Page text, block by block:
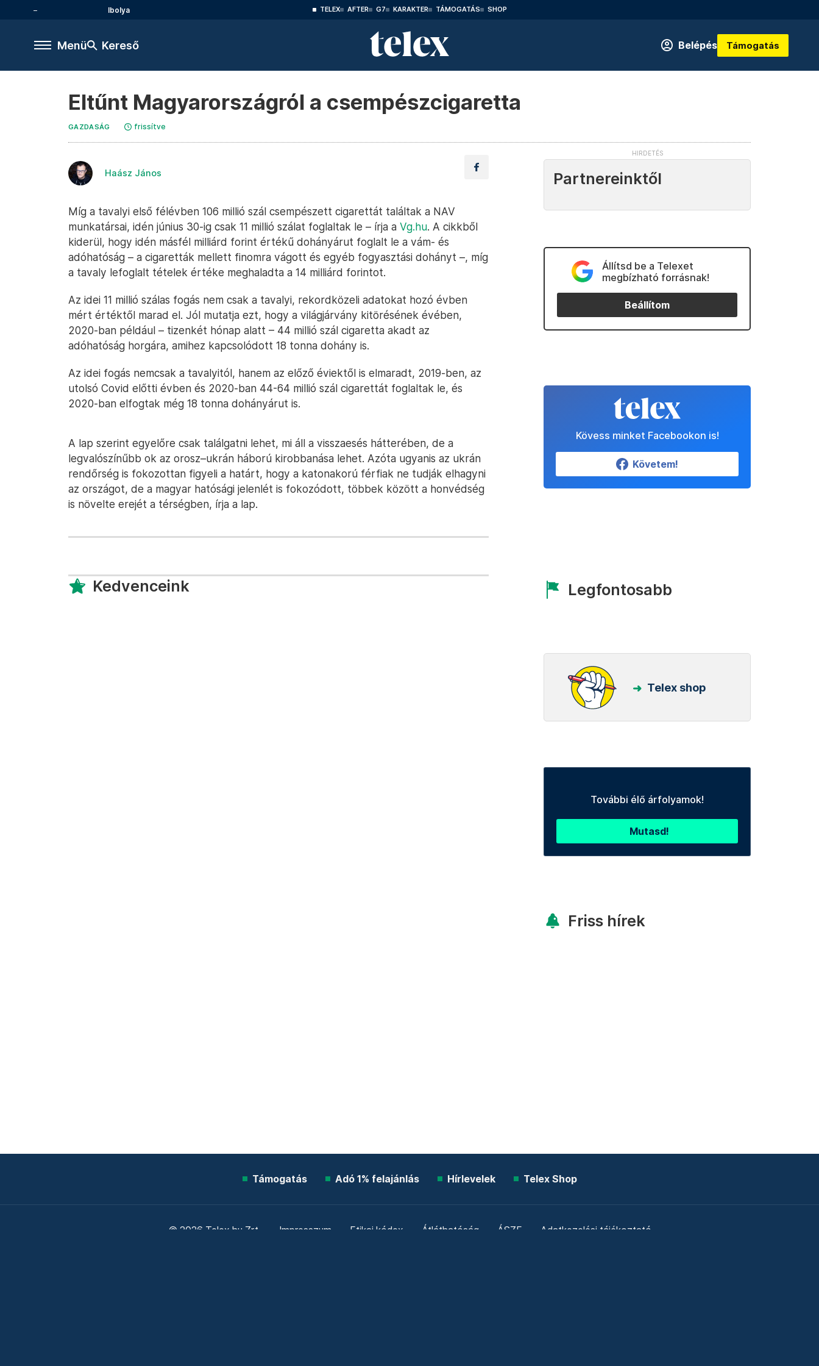
Ibolya TELEX AFTER G7 KARAKTER TÁMOGATÁS SHOP
Menü Kereső Belépés Támogatás
Eltűnt Magyarországról a csempészcigaretta
GAZDASÁG frissítve
Haász János
Míg a tavalyi első félévben 106 millió szál csempészett cigarettát találtak a NAV
munkatársai, idén június 30-ig csak 11 millió szálat foglaltak le – írja a Vg.hu. A cikkből
kiderül, hogy idén másfél milliárd forint értékű dohányárut foglalt le a vám- és
adóhatóság – a cigaretták mellett finomra vágott és egyéb fogyasztási dohányt –, míg
a tavaly lefoglalt tételek értéke meghaladta a 14 milliárd forintot.
Az idei 11 millió szálas fogás nem csak a tavalyi, rekordközeli adatokat hozó évben
mért értéktől marad el. Jól mutatja ezt, hogy a világjárvány kitörésének évében,
2020-ban például – tizenkét hónap alatt – 44 millió szál cigaretta akadt az
adóhatóság horgára, amihez kapcsolódott 18 tonna dohány is.
Az idei fogás nemcsak a tavalyitól, hanem az előző éviektől is elmaradt, 2019-ben, az
utolsó Covid előtti évben és 2020-ban 44-64 millió szál cigarettát foglaltak le, és
2020-ban elfogtak még 18 tonna dohányárut is.
A lap szerint egyelőre csak találgatni lehet, mi áll a visszaesés hátterében, de a
legvalószínűbb ok az orosz–ukrán háború kirobbanása lehet. Azóta ugyanis az ukrán
rendőrség is fokozottan figyeli a határt, hogy a katonakorú férfiak ne tudják elhagyni
az országot, de a magyar hatósági jelenlét is fokozódott, többek között a honvédség
is növelte erejét a térségben, írja a lap.
Kedvenceink
Partnereinktől
Állítsd be a Telexet
megbízható forrásnak!
Beállítom
Kövess minket Facebookon is!
Követem!
Legfontosabb
Telex shop
További élő árfolyamok!
Mutasd!
Friss hírek
Támogatás Adó 1% felajánlás Hírlevelek Telex Shop
© 2026 Telex.hu Zrt. Impresszum Etikai kódex Átláthatóság ÁSZF Adatkezelési tájékoztató